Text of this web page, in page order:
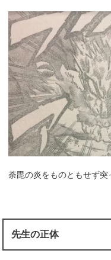
荼毘の炎をものともせず突
先生の正体